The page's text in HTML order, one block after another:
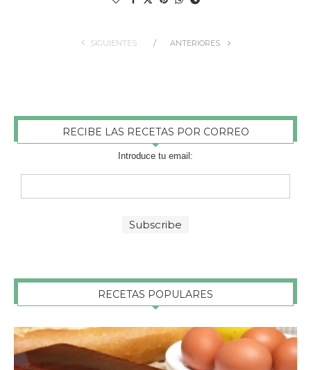
SIGUIENTES ANTERIORES
RECIBE LAS RECETAS POR CORREO
Introduce tu email:
RECETAS POPULARES